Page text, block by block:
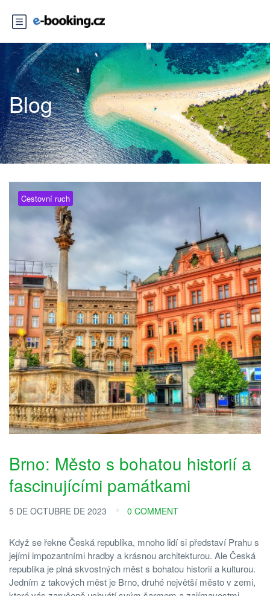
Blog
Cestovní ruch
Brno: Město s bohatou historií a
fascinujícími památkami
5 DE OCTUBRE DE 2023 0 COMMENT
Když se řekne Česká republika, mnoho lidí si představí Prahu s
jejími impozantními hradby a krásnou architekturou. Ale Česká
republika je plná skvostných měst s bohatou historií a kulturou.
Jedním z takových měst je Brno, druhé největší město v zemi,